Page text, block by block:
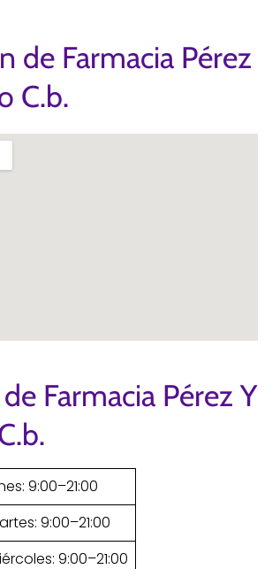
de Farmacia Pérez
C.b.
Farmacia Pérez Y
9:00–21:00
9:00–21:00
9:00–21:00